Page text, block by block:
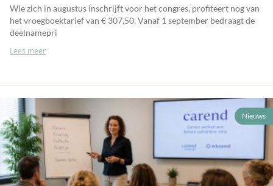
Wie zich in augustus inschrijft voor het congres, profiteert nog van
het vroegboektarief van € 307,50. Vanaf 1 september bedraagt de
deelnamepri
Lees meer
Nieuws